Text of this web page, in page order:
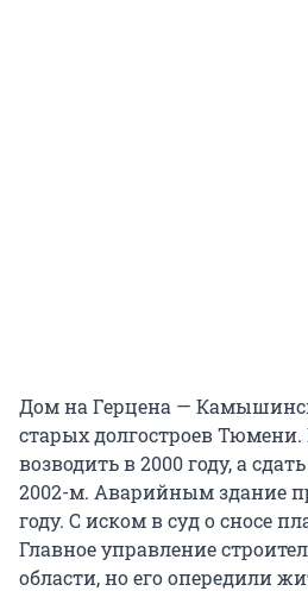
Дом на Герцена —
старых долгостроев Тюмени.
возводить в 2000 году, а
2002-м. Аварийным здание
году. С иском в суд о сносе
Главное управление
области, но его опередили